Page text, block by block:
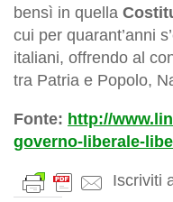
bensì in quella
cui per quarant’anni
italiani, offrendo al
tra Patria e Popolo,
Fonte: http://
governo-liberale-
Iscriviti